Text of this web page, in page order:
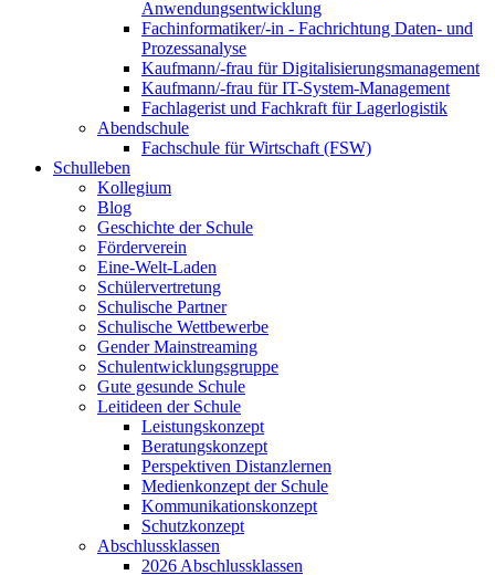
Anwendungsentwicklung
Fachinformatiker/-in - Fachrichtung Daten- und
Prozessanalyse
Kaufmann/-frau für Digitalisierungsmanagement
Kaufmann/-frau für IT-System-Management
Fachlagerist und Fachkraft für Lagerlogistik
Abendschule
Fachschule für Wirtschaft (FSW)
Schulleben
Kollegium
Blog
Geschichte der Schule
Förderverein
Eine-Welt-Laden
Schülervertretung
Schulische Partner
Schulische Wettbewerbe
Gender Mainstreaming
Schulentwicklungsgruppe
Gute gesunde Schule
Leitideen der Schule
Leistungskonzept
Beratungskonzept
Perspektiven Distanzlernen
Medienkonzept der Schule
Kommunikationskonzept
Schutzkonzept
Abschlussklassen
2026 Abschlussklassen